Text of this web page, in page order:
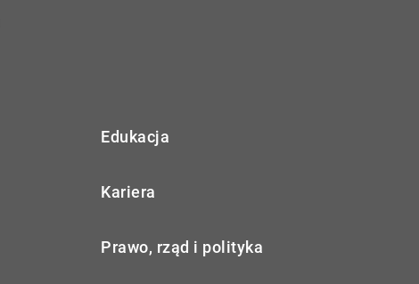
Edukacja
Kariera
Prawo, rząd i polityka